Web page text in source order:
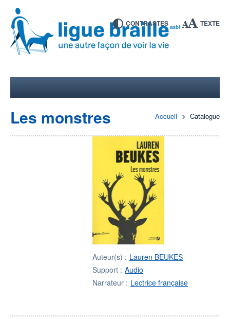
CONTRASTES TEXTE
Accueil Catalogue
Les monstres
Auteur(s) : Lauren BEUKES
Support : Audio
Narrateur : Lectrice française